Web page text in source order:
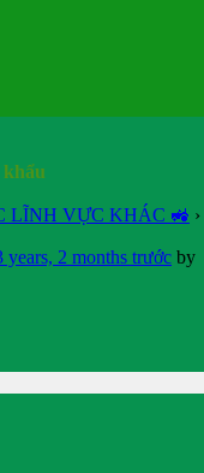
khẩu
LĨNH VỰC KHÁC 🚜 ›
years, 2 months trước by